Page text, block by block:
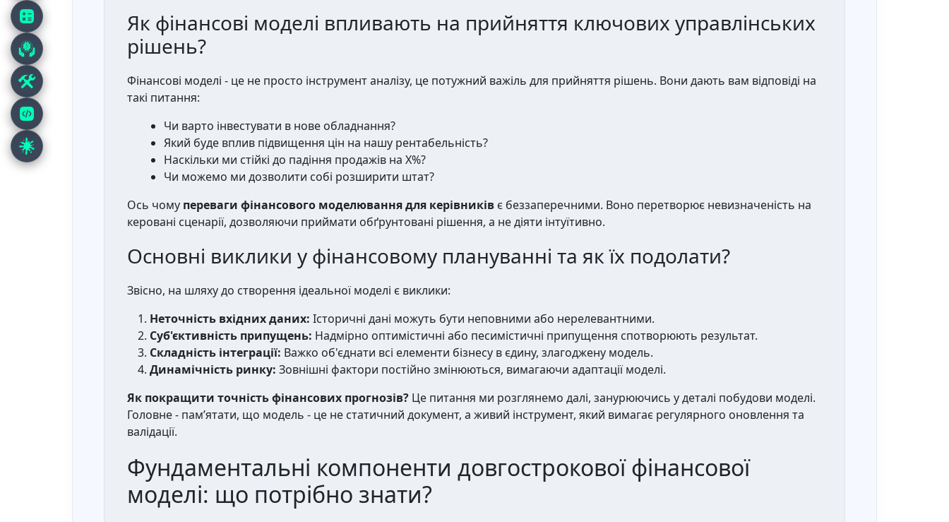
Як фінансові моделі впливають на прийняття ключових управлінських
рішень?
Фінансові моделі - це не просто інструмент аналізу, це потужний важіль для прийняття рішень. Вони дають вам відповіді на
такі питання:
Чи варто інвестувати в нове обладнання?
Який буде вплив підвищення цін на нашу рентабельність?
Наскільки ми стійкі до падіння продажів на X%?
Чи можемо ми дозволити собі розширити штат?
Ось чому переваги фінансового моделювання для керівників є беззаперечними. Воно перетворює невизначеність на
керовані сценарії, дозволяючи приймати обґрунтовані рішення, а не діяти інтуїтивно.
Основні виклики у фінансовому плануванні та як їх подолати?
Звісно, на шляху до створення ідеальної моделі є виклики:
Неточність вхідних даних: Історичні дані можуть бути неповними або нерелевантними.
Суб'єктивність припущень: Надмірно оптимістичні або песимістичні припущення спотворюють результат.
Складність інтеграції: Важко об'єднати всі елементи бізнесу в єдину, злагоджену модель.
Динамічність ринку: Зовнішні фактори постійно змінюються, вимагаючи адаптації моделі.
Як покращити точність фінансових прогнозів? Це питання ми розглянемо далі, занурюючись у деталі побудови моделі.
Головне - пам’ятати, що модель - це не статичний документ, а живий інструмент, який вимагає регулярного оновлення та
валідації.
Фундаментальні компоненти довгострокової фінансової
моделі: що потрібно знати?